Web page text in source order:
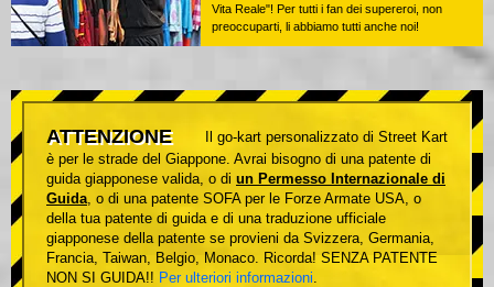
Vita Reale"! Per tutti i fan dei supereroi, non
preoccuparti, li abbiamo tutti anche noi!
ATTENZIONE
Il go-kart personalizzato di Street Kart
è per le strade del Giappone. Avrai bisogno di una patente di
guida giapponese valida, o di un Permesso Internazionale di
Guida, o di una patente SOFA per le Forze Armate USA, o
della tua patente di guida e di una traduzione ufficiale
giapponese della patente se provieni da Svizzera, Germania,
Francia, Taiwan, Belgio, Monaco. Ricorda! SENZA PATENTE
NON SI GUIDA!! Per ulteriori informazioni.